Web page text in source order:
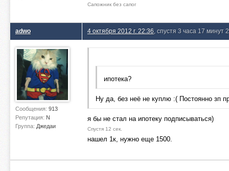
Сапожник без сапог
adwo
Сообщения: 913
Репутация: N
Группа: Джедаи
4 октября 2012 г. 22:36 , спустя 3 часа 17 минут
ипотека?
Ну да, без неё не куплю :( Постоянно зп
я бы не стал на ипотеку подписываться)
Спустя 12 сек.
нашел 1к, нужно еще 1500.